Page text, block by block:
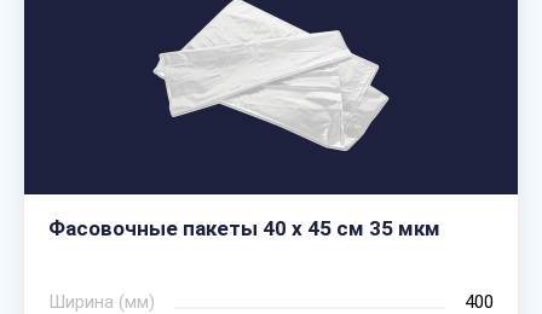
Фасовочные пакеты 40 х 45 см 35 мкм
Ширина (мм)
400